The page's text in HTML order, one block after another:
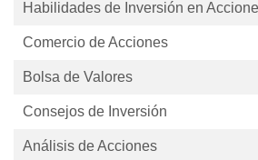
Habilidades de Inversión en
Comercio de Acciones
Bolsa de Valores
Consejos de Inversión
Análisis de Acciones